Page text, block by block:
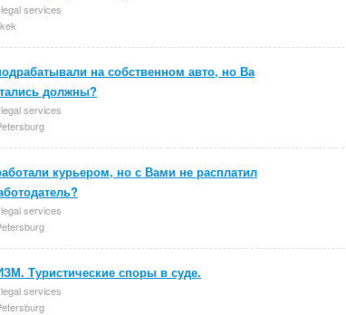
services
на собственном авто, но Ва
должны?
services
курьером, но с Вами не расплатил
services
Туристические споры в суде.
services